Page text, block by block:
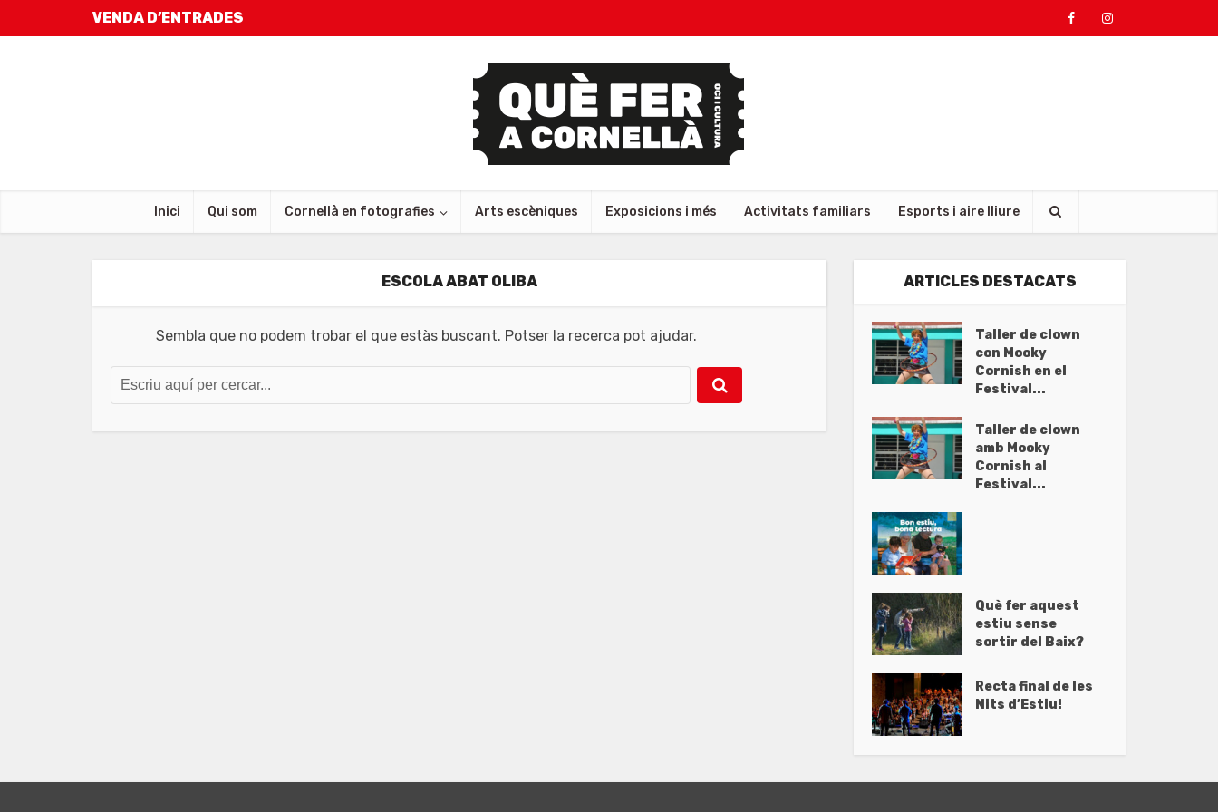
VENDA D’ENTRADES
Inici Qui som Cornellà en fotografies Arts escèniques Exposicions i més Activitats familiars Esports i aire lliure
ESCOLA ABAT OLIBA
Sembla que no podem trobar el que estàs buscant. Potser la recerca pot ajudar.
ARTICLES DESTACATS
Taller de clown
con Mooky
Cornish en el
Festival...
Taller de clown
amb Mooky
Cornish al
Festival...
Què fer aquest
estiu sense
sortir del Baix?
Recta final de les
Nits d’Estiu!